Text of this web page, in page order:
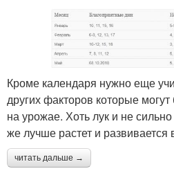
Кроме календаря нужно еще
других факторов которые могут
на урожае. Хоть лук и не
же лучше растет и развивается
читать дальше →